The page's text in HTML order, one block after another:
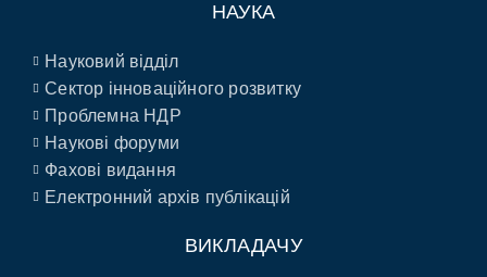
НАУКА
Науковий відділ
Сектор інноваційного розвитку
Проблемна НДР
Наукові форуми
Фахові видання
Електронний архів публікацій
ВИКЛАДАЧУ